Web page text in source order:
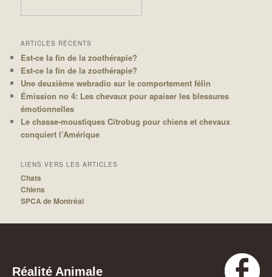
ARTICLES RÉCENTS
Est-ce la fin de la zoothérapie?
Est-ce la fin de la zoothérapie?
Une deuxième webradio sur le comportement félin
Émission no 4: Les chevaux pour apaiser les blessures
émotionnelles
Le chasse-moustiques Citrobug pour chiens et chevaux
conquiert l’Amérique
LIENS VERS LES ARTICLES
Chats
Chiens
SPCA de Montréal
Réalité Animale